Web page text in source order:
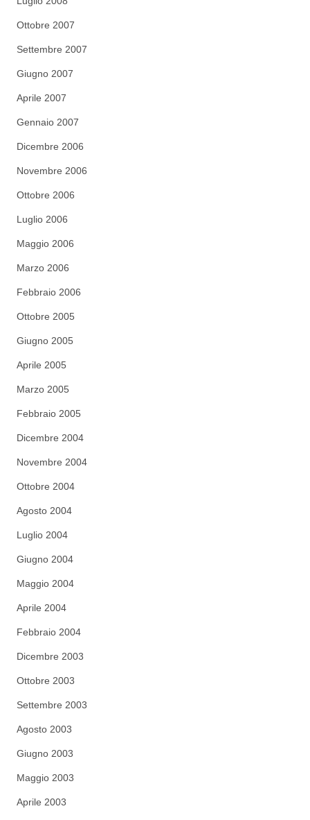
Ottobre 2007
Settembre 2007
Giugno 2007
Aprile 2007
Gennaio 2007
Dicembre 2006
Novembre 2006
Ottobre 2006
Luglio 2006
Maggio 2006
Marzo 2006
Febbraio 2006
Ottobre 2005
Giugno 2005
Aprile 2005
Marzo 2005
Febbraio 2005
Dicembre 2004
Novembre 2004
Ottobre 2004
Agosto 2004
Luglio 2004
Giugno 2004
Maggio 2004
Aprile 2004
Febbraio 2004
Dicembre 2003
Ottobre 2003
Settembre 2003
Agosto 2003
Giugno 2003
Maggio 2003
Aprile 2003